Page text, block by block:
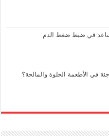
في ضبط ضغط الدم
في الأطعمة الحلوة والمالحة؟